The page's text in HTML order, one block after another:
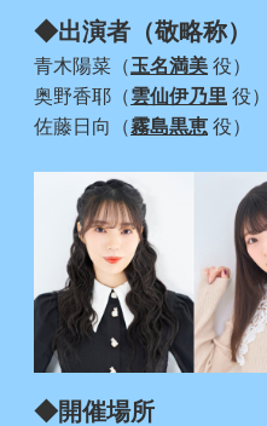
◆出演者（敬略称）
青木陽菜（玉名満美 役）
奥野香耶（雲仙伊乃里 役）
佐藤日向（霧島黒恵 役）
◆開催場所